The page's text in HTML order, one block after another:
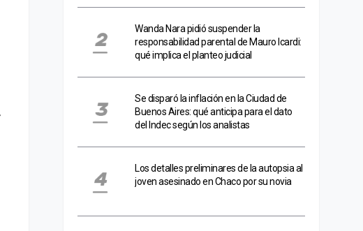
Wanda Nara pidió suspender la
responsabilidad parental de Mauro Icardi:
qué implica el planteo judicial
Se disparó la inflación en la Ciudad de
Buenos Aires: qué anticipa para el dato
del Indec según los analistas
Los detalles preliminares de la autopsia al
joven asesinado en Chaco por su novia